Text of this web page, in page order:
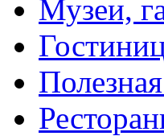
Музеи,